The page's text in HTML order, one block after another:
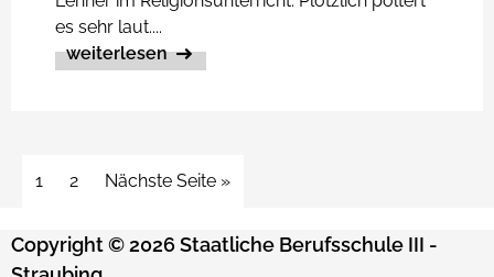
es sehr laut....
weiterlesen
1 2 Nächste Seite »
Copyright © 2026 Staatliche Berufsschule III -